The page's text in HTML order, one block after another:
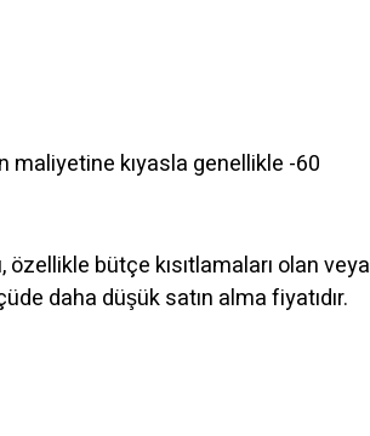
maliyetine kıyasla genellikle -60
bütçe kısıtlamaları olan veya
daha düşük satın alma fiyatıdır.